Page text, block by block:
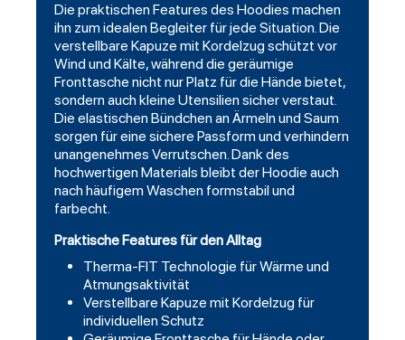
Die praktischen Features des Hoodies machen
ihn zum idealen Begleiter für jede Situation. Die
verstellbare Kapuze mit Kordelzug schützt vor
Wind und Kälte, während die geräumige
Fronttasche nicht nur Platz für die Hände bietet,
sondern auch kleine Utensilien sicher verstaut.
Die elastischen Bündchen an Ärmeln und Saum
sorgen für eine sichere Passform und verhindern
unangenehmes Verrutschen. Dank des
hochwertigen Materials bleibt der Hoodie auch
nach häufigem Waschen formstabil und
farbecht.
Praktische Features für den Alltag
Therma-FIT Technologie für Wärme und
Atmungsaktivität
Verstellbare Kapuze mit Kordelzug für
individuellen Schutz